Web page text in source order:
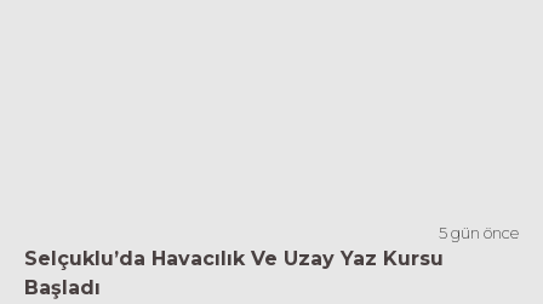
5 gün önce
Selçuklu’da Havacılık Ve Uzay Yaz Kursu
Başladı